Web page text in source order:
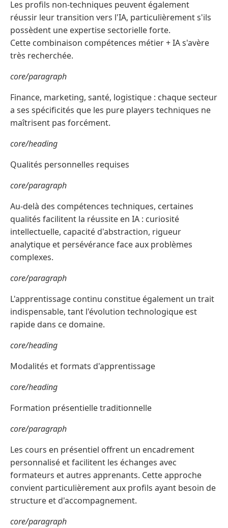
Les profils non-techniques peuvent également
réussir leur transition vers l'IA, particulièrement s'ils
possèdent une expertise sectorielle forte.
Cette combinaison compétences métier + IA s'avère
très recherchée.
core/paragraph
Finance, marketing, santé, logistique : chaque secteur
a ses spécificités que les pure players techniques ne
maîtrisent pas forcément.
core/heading
Qualités personnelles requises
core/paragraph
Au-delà des compétences techniques, certaines
qualités facilitent la réussite en IA : curiosité
intellectuelle, capacité d'abstraction, rigueur
analytique et persévérance face aux problèmes
complexes.
core/paragraph
L'apprentissage continu constitue également un trait
indispensable, tant l'évolution technologique est
rapide dans ce domaine.
core/heading
Modalités et formats d'apprentissage
core/heading
Formation présentielle traditionnelle
core/paragraph
Les cours en présentiel offrent un encadrement
personnalisé et facilitent les échanges avec
formateurs et autres apprenants. Cette approche
convient particulièrement aux profils ayant besoin de
structure et d'accompagnement.
core/paragraph